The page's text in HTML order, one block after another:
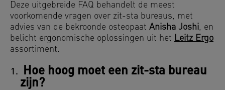
Deze uitgebreide FAQ behandelt de meest
voorkomende vragen over zit-sta bureaus, met
advies van de bekroonde osteopaat Anisha Joshi, en
belicht ergonomische oplossingen uit het Leitz Ergo
assortiment.
Hoe hoog moet een zit-sta bureau
zijn?